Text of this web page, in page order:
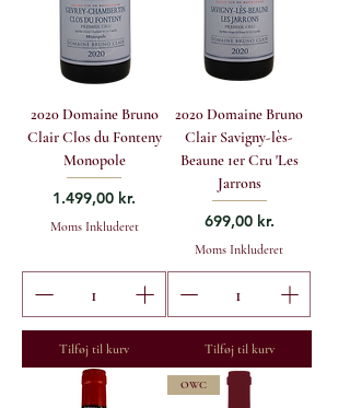
2020 Domaine Bruno
Clair Clos du Fonteny
Monopole
Pris
1.499,00 kr.
Moms Inkluderet
Tilføj til kurv
2020 Domaine Bruno
Clair Savigny-lès-
Beaune 1er Cru 'Les
Jarrons
Pris
699,00 kr.
Moms Inkluderet
Tilføj til kurv
OWC